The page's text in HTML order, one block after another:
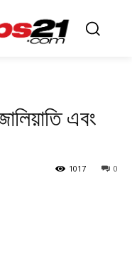
এবং
0
1017